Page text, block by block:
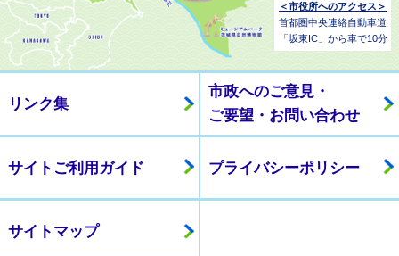
＜市役所へのアクセス＞
首都圏中央連絡自動車道
「坂東IC」から車で10分
リンク集
市政へのご意見・
ご要望・お問い合わせ
サイトご利用ガイド プライバシーポリシー
サイトマップ